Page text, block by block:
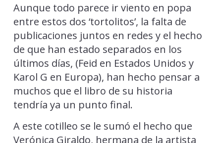
Aunque todo parece ir viento en popa
entre estos dos ‘tortolitos’, la falta de
publicaciones juntos en redes y el hecho
de que han estado separados en los
últimos días, (Feid en Estados Unidos y
Karol G en Europa), han hecho pensar a
muchos que el libro de su historia
tendría ya un punto final.
A este cotilleo se le sumó el hecho que
Verónica Giraldo, hermana de la artista